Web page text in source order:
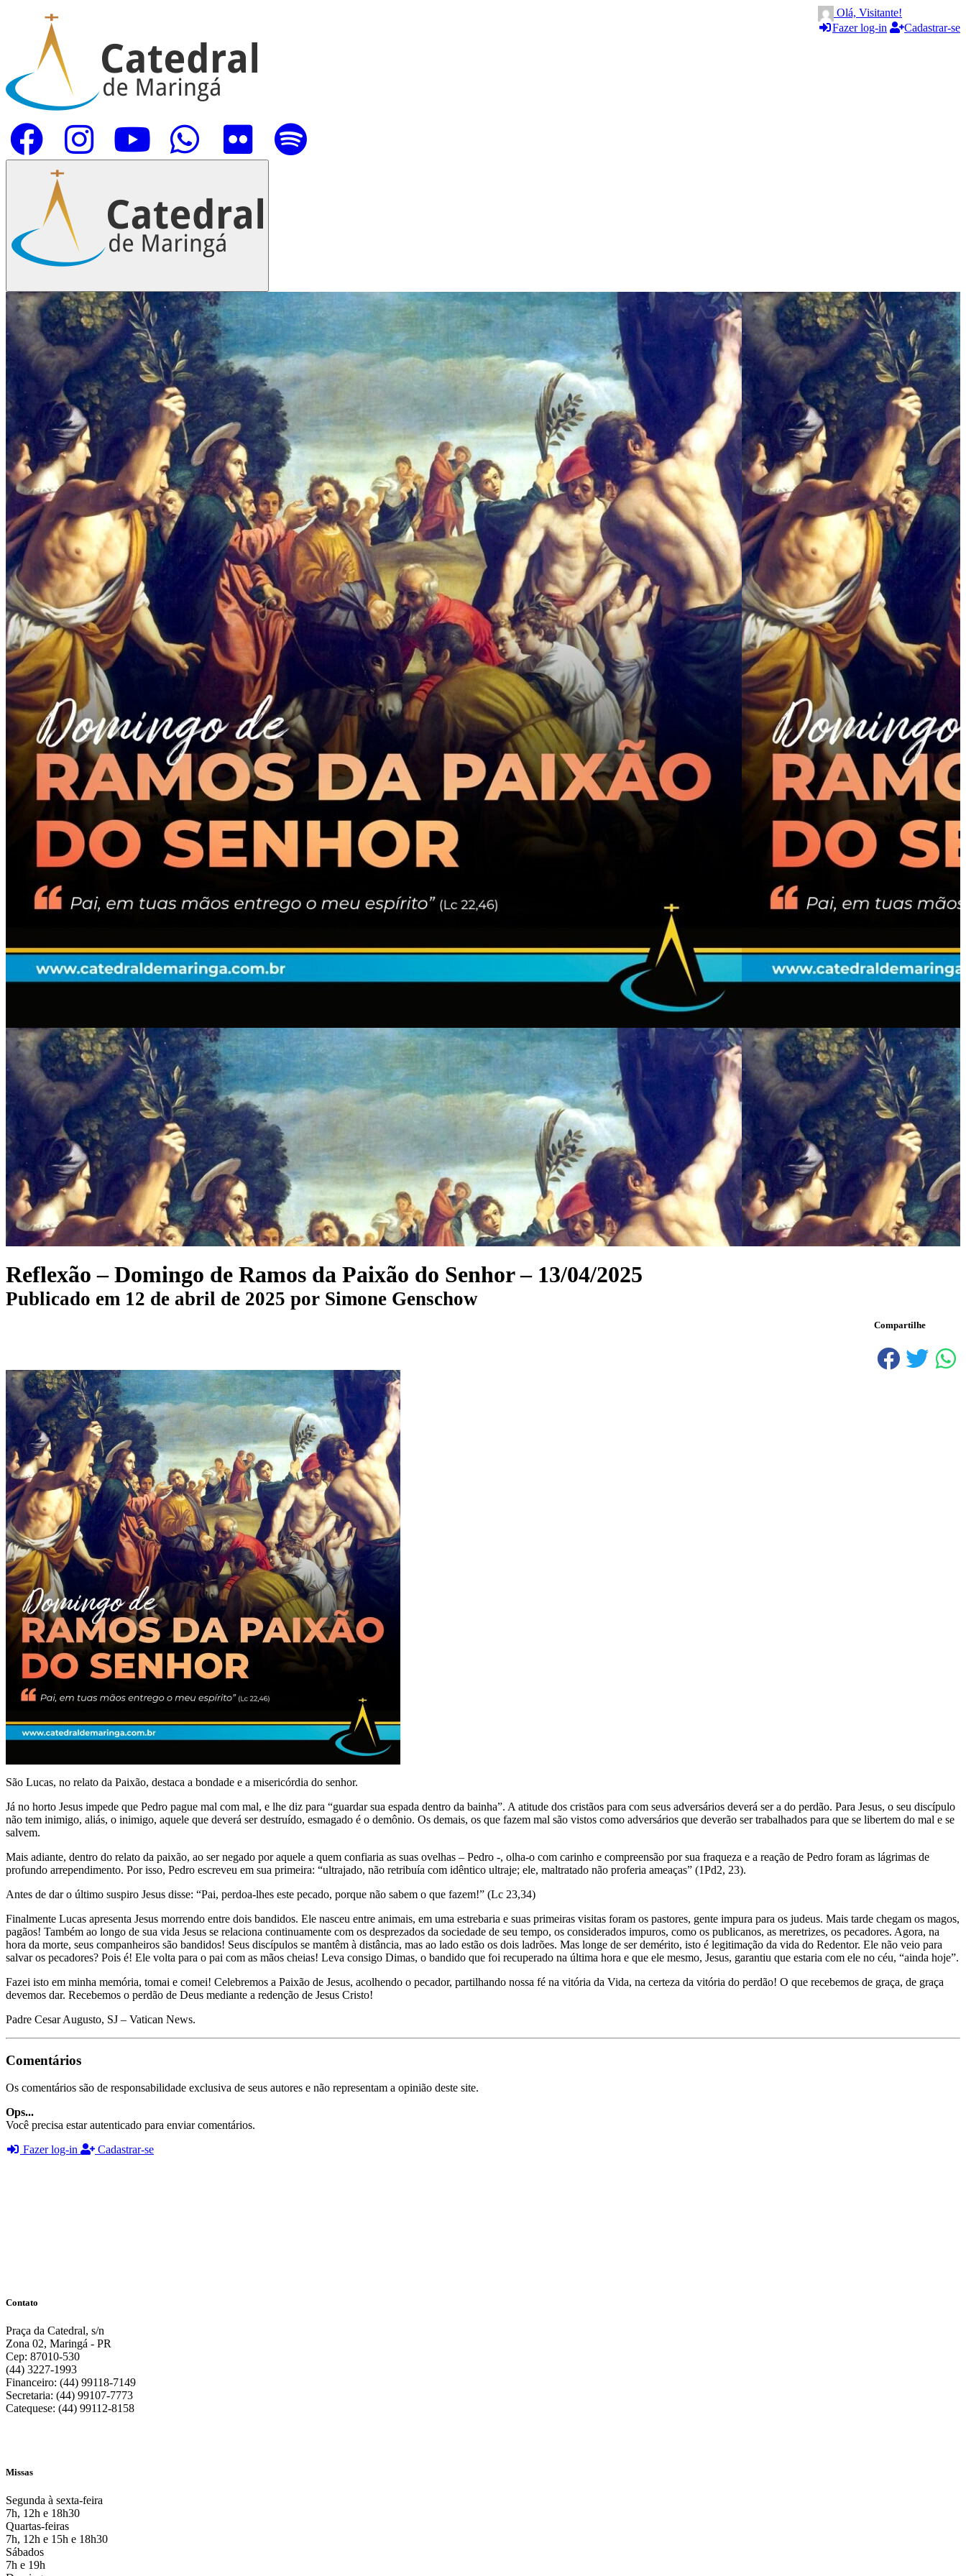
Olá, Visitante!
Fazer log-in
Cadastrar-se
Reflexão – Domingo de Ramos da Paixão do Senhor – 13/04/2025
Publicado em 12 de abril de 2025 por Simone Genschow
Compartilhe
São Lucas, no relato da Paixão, destaca a bondade e a misericórdia do senhor.
Já no horto Jesus impede que Pedro pague mal com mal, e lhe diz para “guardar sua espada dentro da bainha”. A atitude dos cristãos para com seus adversários deverá ser a do perdão. Para Jesus, o seu discípulo
não tem inimigo, aliás, o inimigo, aquele que deverá ser destruído, esmagado é o demônio. Os demais, os que fazem mal são vistos como adversários que deverão ser trabalhados para que se libertem do mal e se
salvem.
Mais adiante, dentro do relato da paixão, ao ser negado por aquele a quem confiaria as suas ovelhas – Pedro -, olha-o com carinho e compreensão por sua fraqueza e a reação de Pedro foram as lágrimas de
profundo arrependimento. Por isso, Pedro escreveu em sua primeira: “ultrajado, não retribuía com idêntico ultraje; ele, maltratado não proferia ameaças” (1Pd2, 23).
Antes de dar o último suspiro Jesus disse: “Pai, perdoa-lhes este pecado, porque não sabem o que fazem!” (Lc 23,34)
Finalmente Lucas apresenta Jesus morrendo entre dois bandidos. Ele nasceu entre animais, em uma estrebaria e suas primeiras visitas foram os pastores, gente impura para os judeus. Mais tarde chegam os magos,
pagãos! Também ao longo de sua vida Jesus se relaciona continuamente com os desprezados da sociedade de seu tempo, os considerados impuros, como os publicanos, as meretrizes, os pecadores. Agora, na
hora da morte, seus companheiros são bandidos! Seus discípulos se mantêm à distância, mas ao lado estão os dois ladrões. Mas longe de ser demérito, isto é legitimação da vida do Redentor. Ele não veio para
salvar os pecadores? Pois é! Ele volta para o pai com as mãos cheias! Leva consigo Dimas, o bandido que foi recuperado na última hora e que ele mesmo, Jesus, garantiu que estaria com ele no céu, “ainda hoje”.
Fazei isto em minha memória, tomai e comei! Celebremos a Paixão de Jesus, acolhendo o pecador, partilhando nossa fé na vitória da Vida, na certeza da vitória do perdão! O que recebemos de graça, de graça
devemos dar. Recebemos o perdão de Deus mediante a redenção de Jesus Cristo!
Padre Cesar Augusto, SJ – Vatican News.
Comentários
Os comentários são de responsabilidade exclusiva de seus autores e não representam a opinião deste site.
Ops...
Você precisa estar autenticado para enviar comentários.
Fazer log-in
Cadastrar-se
Contato
Praça da Catedral, s/n
Zona 02, Maringá - PR
Cep: 87010-530
(44) 3227-1993
Financeiro: (44) 99118-7149
Secretaria: (44) 99107-7773
Catequese: (44) 99112-8158
Missas
Segunda à sexta-feira
7h, 12h e 18h30
Quartas-feiras
7h, 12h e 15h e 18h30
Sábados
7h e 19h